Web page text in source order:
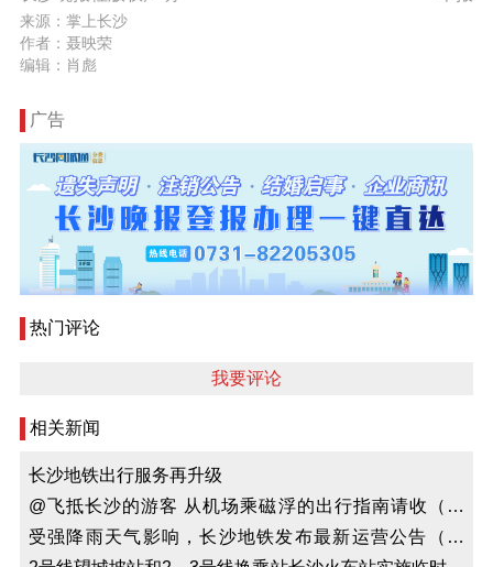
来源：掌上长沙
作者：聂映荣
编辑：肖彪
广告
热门评论
我要评论
相关新闻
长沙地铁出行服务再升级
@飞抵长沙的游客 从机场乘磁浮的出行指南请收（视
频）
受强降雨天气影响，长沙地铁发布最新运营公告（视